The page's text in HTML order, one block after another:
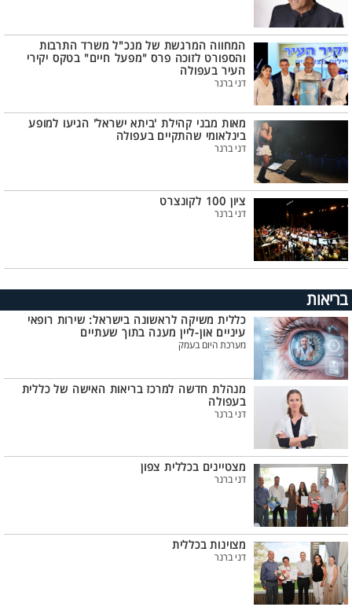
המחווה המרגשת של מנכ"ל משרד התרבות
והספורט לזוכה פרס "מפעל חיים" בטקס יקירי
העיר בעפולה
דני ברנר
מאות מבני קהילת 'ביתא ישראל' הגיעו למופע
בינלאומי שהתקיים בעפולה
דני ברנר
ציון 100 לקונצרט
דני ברנר
בריאות
כללית משיקה לראשונה בישראל: שירות רופאי
עיניים און-ליין מענה בתוך שעתיים
מערכת היום בעמק
מנהלת חדשה למרכז בריאות האישה של כללית
בעפולה
דני ברנר
מצטיינים בכללית צפון
דני ברנר
מצוינות בכללית
דני ברנר